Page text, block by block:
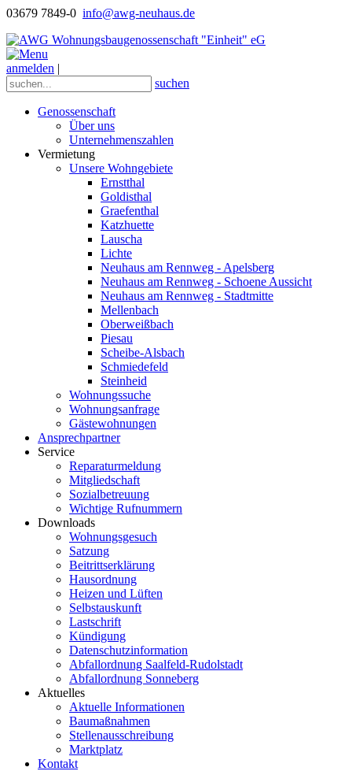
03679 7849-0 info@awg-neuhaus.de
anmelden |
suchen
Genossenschaft
Über uns
Unternehmenszahlen
Vermietung
Unsere Wohngebiete
Ernstthal
Goldisthal
Graefenthal
Katzhuette
Lauscha
Lichte
Neuhaus am Rennweg - Apelsberg
Neuhaus am Rennweg - Schoene Aussicht
Neuhaus am Rennweg - Stadtmitte
Mellenbach
Oberweißbach
Piesau
Scheibe-Alsbach
Schmiedefeld
Steinheid
Wohnungssuche
Wohnungsanfrage
Gästewohnungen
Ansprechpartner
Service
Reparaturmeldung
Mitgliedschaft
Sozialbetreuung
Wichtige Rufnummern
Downloads
Wohnungsgesuch
Satzung
Beitrittserklärung
Hausordnung
Heizen und Lüften
Selbstauskunft
Lastschrift
Kündigung
Datenschutzinformation
Abfallordnung Saalfeld-Rudolstadt
Abfallordnung Sonneberg
Aktuelles
Aktuelle Informationen
Baumaßnahmen
Stellenausschreibung
Marktplatz
Kontakt